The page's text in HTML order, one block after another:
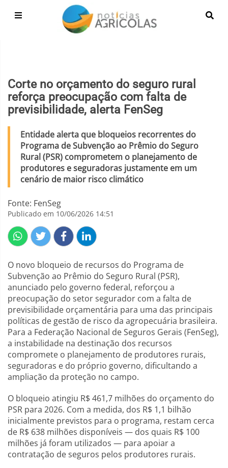
Corte no orçamento do seguro rural
reforça preocupação com falta de
previsibilidade, alerta FenSeg
Entidade alerta que bloqueios recorrentes do
Programa de Subvenção ao Prêmio do Seguro
Rural (PSR) comprometem o planejamento de
produtores e seguradoras justamente em um
cenário de maior risco climático
Fonte: FenSeg
Publicado em 10/06/2026 14:51
O novo bloqueio de recursos do Programa de
Subvenção ao Prêmio do Seguro Rural (PSR),
anunciado pelo governo federal, reforçou a
preocupação do setor segurador com a falta de
previsibilidade orçamentária para uma das principais
políticas de gestão de risco da agropecuária brasileira.
Para a Federação Nacional de Seguros Gerais (FenSeg),
a instabilidade na destinação dos recursos
compromete o planejamento de produtores rurais,
seguradoras e do próprio governo, dificultando a
ampliação da proteção no campo.
O bloqueio atingiu R$ 461,7 milhões do orçamento do
PSR para 2026. Com a medida, dos R$ 1,1 bilhão
inicialmente previstos para o programa, restam cerca
de R$ 638 milhões disponíveis — dos quais R$ 100
milhões já foram utilizados — para apoiar a
contratação de seguros pelos produtores rurais.